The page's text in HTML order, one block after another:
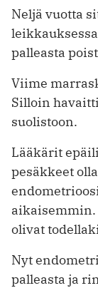
Neljä vuotta
palleasta
Viime
Silloin
suolistoon.
Lääkärit
pesäkkeet
aikaisemmin.
olivat
Nyt
palleasta ja